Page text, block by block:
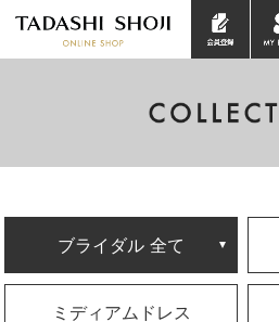
ブライダル 全て
ミディアムドレス